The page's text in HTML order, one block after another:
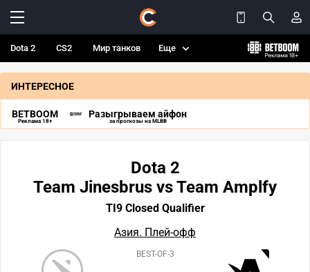
Dota 2 CS2 Мир танков Еще
ИНТЕРЕСНОЕ
BETBOOM
Реклама 18+
Разыгрываем айфон
за прогнозы на MLBB
Dota 2
Team Jinesbrus vs Team Amplfy
TI9 Closed Qualifier
Азия. Плей-офф
BEST-OF-3